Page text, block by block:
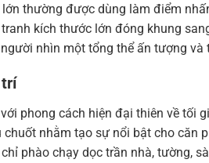
lớn thường được dùng làm điểm
kích thước lớn đóng khung
nhìn một tổng thể ấn tượng và
phong cách hiện đại thiên về tối
chuốt nhằm tạo sự nổi bật cho căn
phào chạy dọc trần nhà, tường,